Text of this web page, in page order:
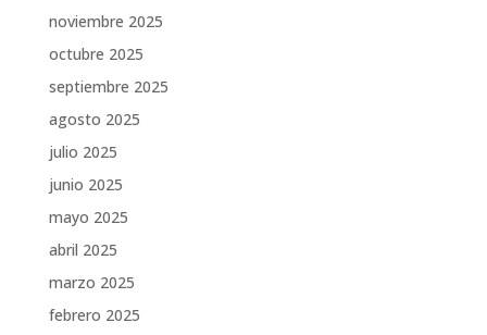
noviembre 2025
octubre 2025
septiembre 2025
agosto 2025
julio 2025
junio 2025
mayo 2025
abril 2025
marzo 2025
febrero 2025